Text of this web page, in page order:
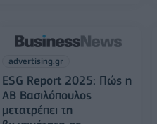
advertising.gr
ESG Report 2025: Πώς η
ΑΒ Βασιλόπουλος
μετατρέπει τη